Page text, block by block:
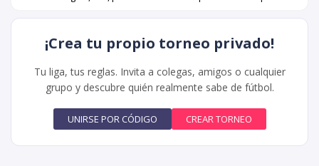
¡Crea tu propio torneo privado!
Tu liga, tus reglas. Invita a colegas, amigos o cualquier
grupo y descubre quién realmente sabe de fútbol.